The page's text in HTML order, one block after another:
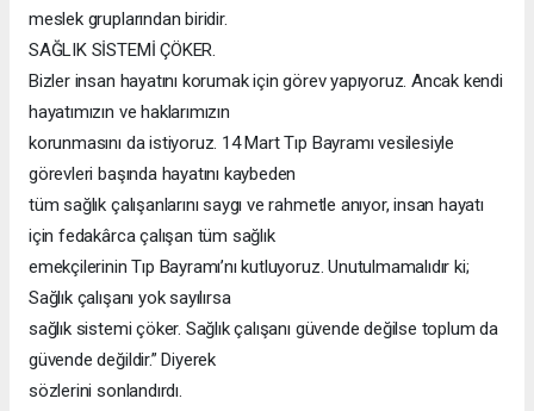
meslek gruplarından biridir.
SAĞLIK SİSTEMİ ÇÖKER.
Bizler insan hayatını korumak için görev yapıyoruz. Ancak kendi
hayatımızın ve haklarımızın
korunmasını da istiyoruz. 14 Mart Tıp Bayramı vesilesiyle
görevleri başında hayatını kaybeden
tüm sağlık çalışanlarını saygı ve rahmetle anıyor, insan hayatı
için fedakârca çalışan tüm sağlık
emekçilerinin Tıp Bayramı’nı kutluyoruz. Unutulmamalıdır ki;
Sağlık çalışanı yok sayılırsa
sağlık sistemi çöker. Sağlık çalışanı güvende değilse toplum da
güvende değildir.” Diyerek
sözlerini sonlandırdı.